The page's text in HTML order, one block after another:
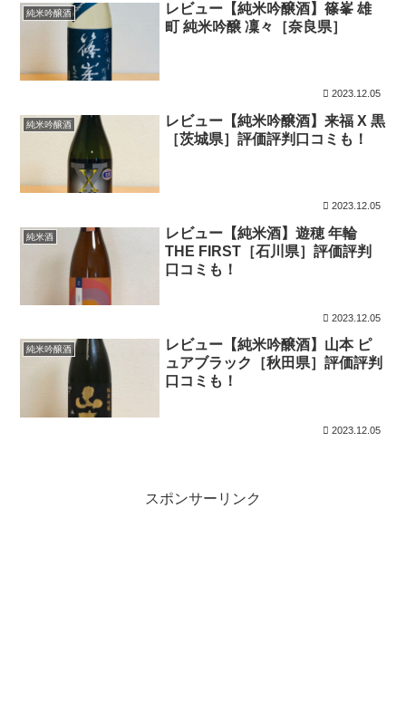
純米吟醸酒
レビュー【純米吟醸酒】篠峯 雄
町 純米吟醸 凜々［奈良県］
2023.12.05
純米吟醸酒
レビュー【純米吟醸酒】来福 X 黒
［茨城県］評価評判口コミも！
2023.12.05
純米酒
レビュー【純米酒】遊穂 年輪
THE FIRST［石川県］評価評判
口コミも！
2023.12.05
純米吟醸酒
レビュー【純米吟醸酒】山本 ピ
ュアブラック［秋田県］評価評判
口コミも！
2023.12.05
スポンサーリンク